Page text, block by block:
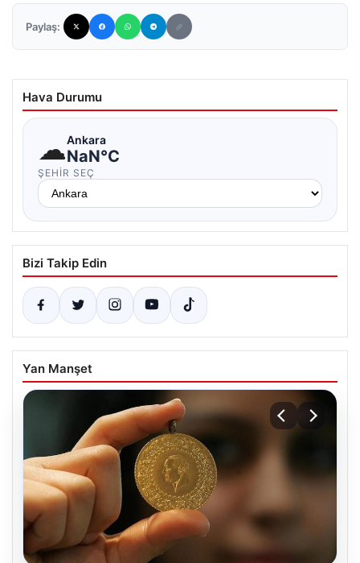
Paylaş:
Hava Durumu
☁Ankara
NaN°C
ŞEHIR SEÇ
Bizi Takip Edin
Yan Manşet